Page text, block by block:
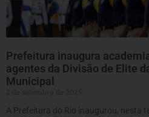
Prefeitura inaugura
agentes da Divisão de Elite
Municipal
A Prefeitura do Rio inaugurou, nesta